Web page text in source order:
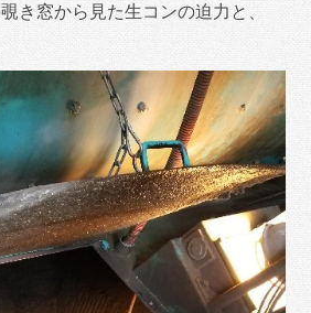
き窓から見た生コンの迫力と、